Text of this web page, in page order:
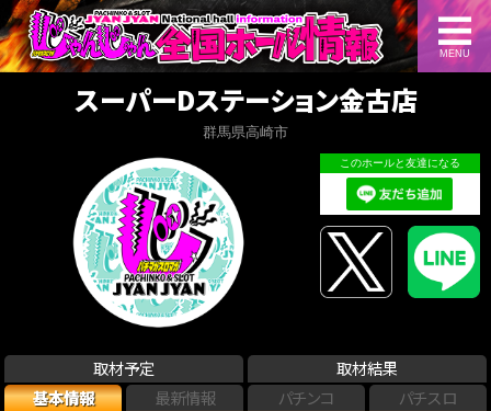
MENU
スーパーDステーション金古店
群馬県高崎市
このホールと友達になる
取材予定
取材結果
基本情報
最新情報 パチンコ パチスロ